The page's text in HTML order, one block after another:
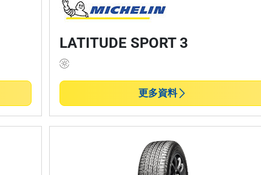
LATITUDE SPORT 3
更多資料